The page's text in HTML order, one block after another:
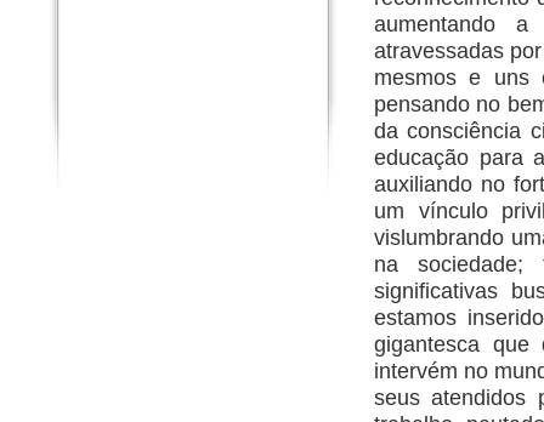
aumentando
atravessadas
mesmos e uns
pensando no
da consciência
educação para
auxiliando no
um vínculo
vislumbrando
na sociedade;
significativas
estamos
gigantesca
intervém no
seus atendidos